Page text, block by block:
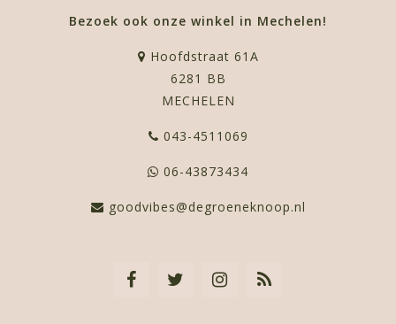
Bezoek ook onze winkel in Mechelen!
Hoofdstraat 61A
6281 BB
MECHELEN
043-4511069
06-43873434
goodvibes@degroeneknoop.nl